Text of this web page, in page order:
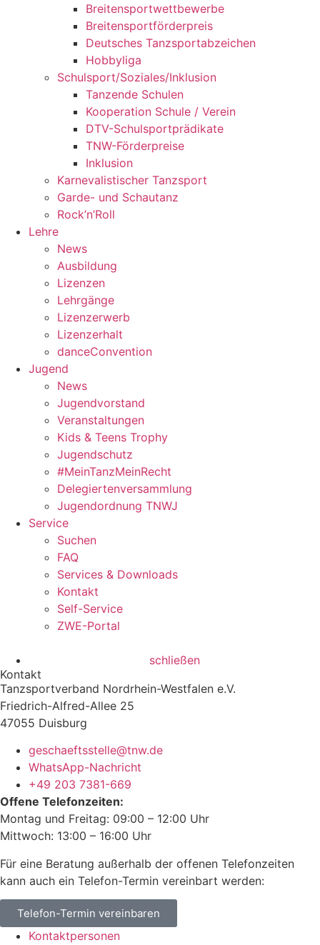
Breitensportwettbewerbe
Breitensportförderpreis
Deutsches Tanzsportabzeichen
Hobbyliga
Schulsport/Soziales/Inklusion
Tanzende Schulen
Kooperation Schule / Verein
DTV-Schulsportprädikate
TNW-Förderpreise
Inklusion
Karnevalistischer Tanzsport
Garde- und Schautanz
Rock’n’Roll
Lehre
News
Ausbildung
Lizenzen
Lehrgänge
Lizenzerwerb
Lizenzerhalt
danceConvention
Jugend
News
Jugendvorstand
Veranstaltungen
Kids & Teens Trophy
Jugendschutz
#MeinTanzMeinRecht
Delegiertenversammlung
Jugendordnung TNWJ
Service
Suchen
FAQ
Services & Downloads
Kontakt
Self-Service
ZWE-Portal
schließen
Kontakt
Tanzsportverband Nordrhein-Westfalen e.V.
Friedrich-Alfred-Allee 25
47055 Duisburg
geschaeftsstelle@tnw.de
WhatsApp-Nachricht
+49 203 7381-669
Offene Telefonzeiten:
Montag und Freitag: 09:00 – 12:00 Uhr
Mittwoch: 13:00 – 16:00 Uhr
Für eine Beratung außerhalb der offenen Telefonzeiten
kann auch ein Telefon-Termin vereinbart werden:
Telefon-Termin vereinbaren
Kontaktpersonen